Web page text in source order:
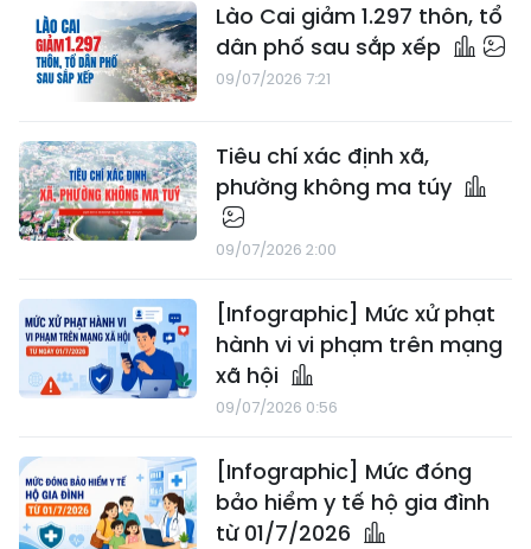
Lào Cai giảm 1.297 thôn, tổ
dân phố sau sắp xếp
09/07/2026 7:21
Tiêu chí xác định xã,
phường không ma túy
09/07/2026 2:00
[Infographic] Mức xử phạt
hành vi vi phạm trên mạng
xã hội
09/07/2026 0:56
[Infographic] Mức đóng
bảo hiểm y tế hộ gia đình
từ 01/7/2026